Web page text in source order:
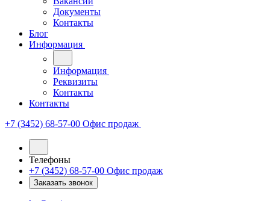
Документы
Контакты
Блог
Информация
Информация
Реквизиты
Контакты
Контакты
+7 (3452) 68-57-00 Офис продаж
Телефоны
+7 (3452) 68-57-00 Офис продаж
Заказать звонок